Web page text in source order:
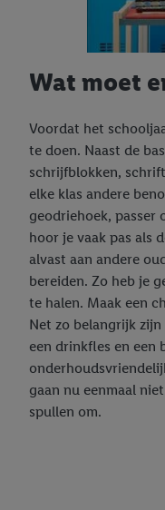
Wat moet
Voordat het
te doen. Naast de
schrijfblokken,
elke klas andere
geodriehoek, passer
hoor je vaak pas als
alvast aan andere
bereiden. Zo heb je
te halen. Maak een
Net zo belangrijk
een drinkfles en een
gaan nu eenmaal
spullen om.